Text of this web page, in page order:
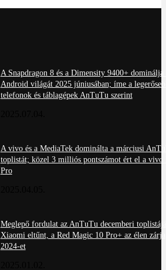
A Snapdragon 8 és a Dimensity 9400+ dominálja
Android világát 2025 júniusában; íme a
telefonok és táblagépek AnTuTu szerint
A vivo és a MediaTek dominálta a márciusi
toplistát; közel 3 milliós pontszámot ért el a vivo
Pro
Meglepő fordulat az AnTuTu decemberi
Xiaomi eltűnt, a Red Magic 10 Pro+ az élen zárja
2024-et